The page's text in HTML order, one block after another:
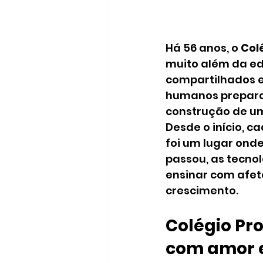
Há 56 anos, o
muito além da
compartilhados
humanos
construção de
Desde o início,
foi um lugar
passou, as
ensinar com
crescimento.
Colégio
com amor